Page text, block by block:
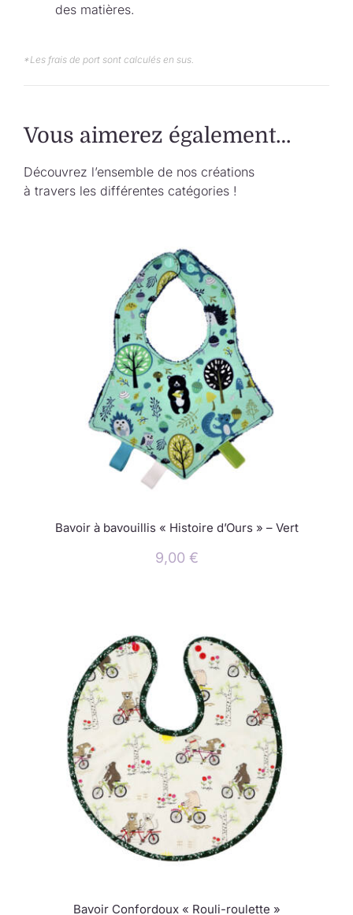
des matières.
*Les frais de port sont calculés en sus.
Vous aimerez également…
Découvrez l’ensemble de nos créations
à travers les différentes catégories !
Bavoir à bavouillis « Histoire d’Ours » – Vert
9,00 €
Bavoir Confordoux « Rouli-roulette »